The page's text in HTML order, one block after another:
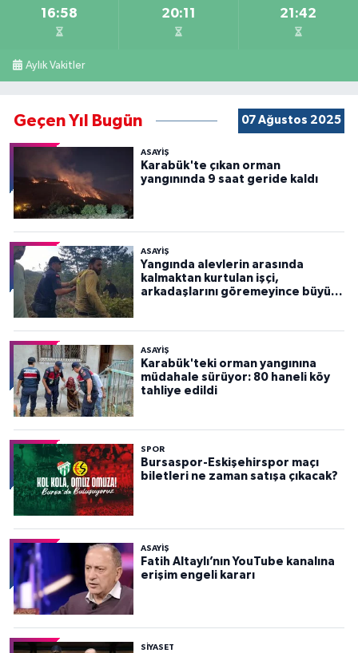
16:58 20:11 21:42
Aylık Vakitler
Geçen Yıl Bugün 07 Ağustos 2025
ASAYİŞ
Karabük'te çıkan orman
yangınında 9 saat geride kaldı
ASAYİŞ
Yangında alevlerin arasında
kalmaktan kurtulan işçi,
arkadaşlarını göremeyince büyük
ASAYİŞ
Karabük'teki orman yangınına
müdahale sürüyor: 80 haneli köy
tahliye edildi
SPOR
Bursaspor-Eskişehirspor maçı
biletleri ne zaman satışa çıkacak?
ASAYİŞ
Fatih Altaylı’nın YouTube kanalına
erişim engeli kararı
SİYASET